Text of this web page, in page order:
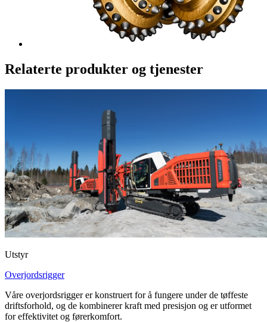
Relaterte produkter og tjenester
Utstyr
Overjordsrigger
Våre overjordsrigger er konstruert for å fungere under de tøffeste
driftsforhold, og de kombinerer kraft med presisjon og er utformet
for effektivitet og førerkomfort.